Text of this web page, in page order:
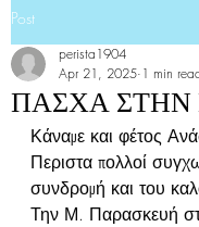
Post
ΠΑΣΧΑ ΣΤΗΝ
perista1904
Apr 21, 2025 1 min
Κάναμε και φέτος
Περιστα πολλοί
συνδρομή και του
Την Μ. Παρασκευή